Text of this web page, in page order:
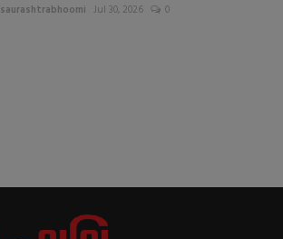
saurashtrabhoomi Jul 30, 2026 0